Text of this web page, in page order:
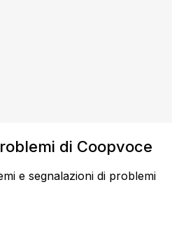
di Coopvoce
e segnalazioni di problemi